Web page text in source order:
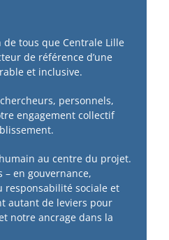
de tous que Centrale Lille
de référence d’une
et inclusive.
personnels,
engagement collectif
au centre du projet.
– en gouvernance,
responsabilité sociale et
autant de leviers pour
notre ancrage dans la